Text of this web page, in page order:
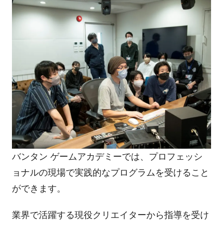
バンタン ゲームアカデミーでは、プロフェッシ
ョナルの現場で実践的なプログラムを受けること
ができます。
業界で活躍する現役クリエイターから指導を受け